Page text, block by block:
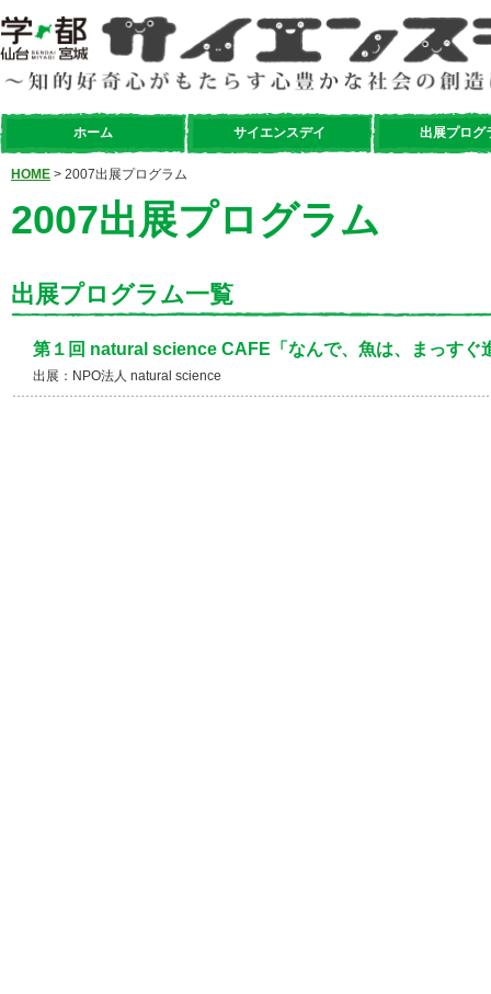
ホーム サイエンスデイ 出展プログ
HOME > 2007出展プログラム
2007出展プログラム
出展プログラム一覧
第１回 natural science CAFE「なんで、魚は、まっすぐ
出展：NPO法人 natural science